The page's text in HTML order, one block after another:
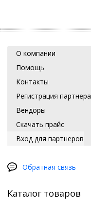
О компании
Помощь
Контакты
Регистрация партнера
Вендоры
Скачать прайс
Вход для партнеров
Обратная связь
Каталог товаров